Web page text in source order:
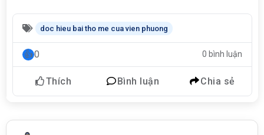
doc hieu bai tho me cua vien phuong
0 0 bình luận
Thích Bình luận Chia sẻ